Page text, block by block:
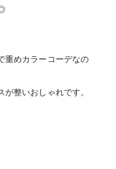
重めカラーコーデなの
整いおしゃれです。